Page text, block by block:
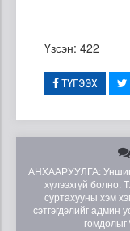
Үзсэн: 422
ТҮГЭЭХ
АНХААРУУЛГА:
хүлээхгүй болно.
суртахууны хэм
сэтгэгдэлийг админ
гомдолыг